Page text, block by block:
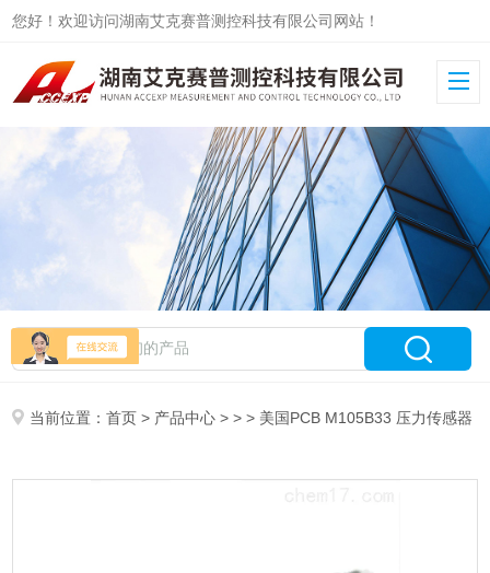
您好！欢迎访问湖南艾克赛普测控科技有限公司网站！
当前位置：首页 > 产品中心 > > > 美国PCB M105B33 压力传感器